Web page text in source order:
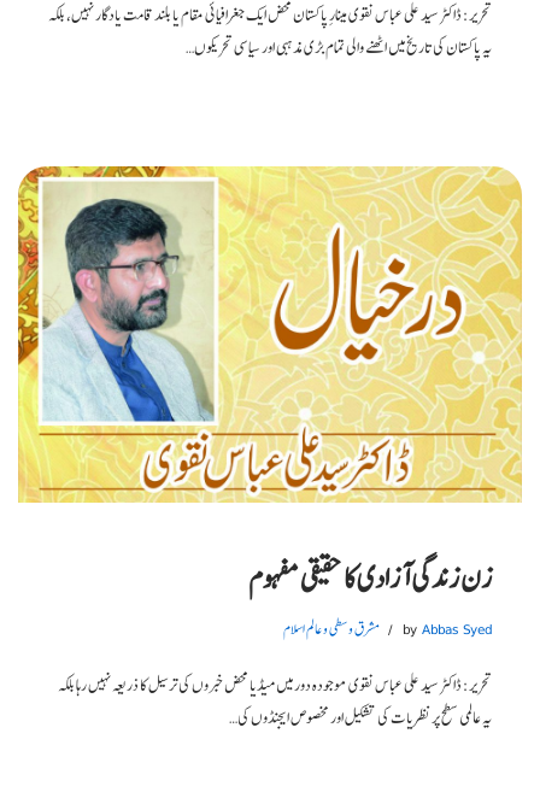
تحریر: ڈاکٹر سید علی عباس نقوی مینارِ پاکستان محض ایک جغرافیائی مقام یا بلند قامت یادگار نہیں، بلکہ
یہ پاکستان کی تاریخ میں اٹھنے والی تمام بڑی مذہبی اور سیاسی تحریکوں…
زن زندگی آزادی کا حقیقی مفہوم
by Abbas Syed مشرق وسطی و عالم اسلام
تحریر: ڈاکٹر سید علی عباس نقوی موجودہ دور میں میڈیا محض خبروں کی ترسیل کا ذریعہ نہیں رہا بلکہ
یہ عالمی سطح پر نظریات کی تشکیل اور مخصوص ایجنڈوں کی…